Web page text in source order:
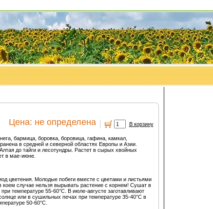
Цена: не определена В корзину
бармица, боровка, боровица, гафина, камкал,
в средней и северной областях Европы и Азии.
до тайги и лесотундры. Растет в сырых хвойных
в мае-июне.
цветения. Молодые побеги вместе с цветами и листьями
случае нельзя вырывать растение с корнем! Сушат в
температуре 55-60°С. В июле-августе заготавливают
или в сушильных печах при температуре 35-40°С в
50-60°С.